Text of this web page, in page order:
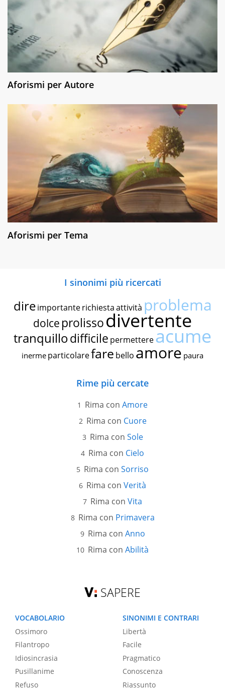
Aforismi per Autore
Aforismi per Tema
I sinonimi più ricercati
dire importante richiestaattività problema
dolce prolissodivertente
tranquillodifficile permettereacume
inerme particolarefare bello amore paura
Rime più cercate
Rima con Amore
Rima con Cuore
Rima con Sole
Rima con Cielo
Rima con Sorriso
Rima con Verità
Rima con Vita
Rima con Primavera
Rima con Anno
Rima con Abilità
SAPERE
VOCABOLARIO
Ossimoro
Filantropo
Idiosincrasia
Pusillanime
Refuso
SINONIMI E CONTRARI
Libertà
Facile
Pragmatico
Conoscenza
Riassunto